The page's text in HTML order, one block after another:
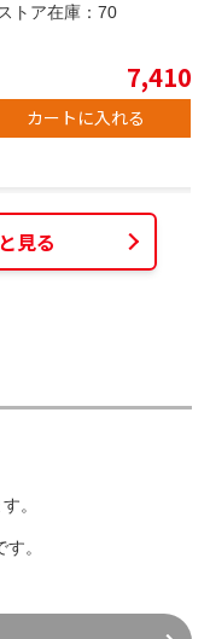
トア在庫： 70
7,410
カートに入れる
見る
。
。